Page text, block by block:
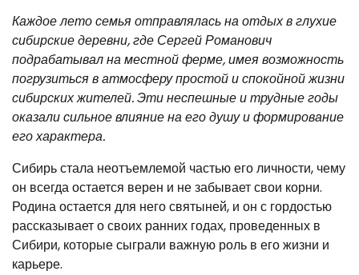
Каждое лето семья отправлялась на отдых в глухие
сибирские деревни, где Сергей Романович
подрабатывал на местной ферме, имея возможность
погрузиться в атмосферу простой и спокойной жизни
сибирских жителей. Эти неспешные и трудные годы
оказали сильное влияние на его душу и формирование
его характера.
Сибирь стала неотъемлемой частью его личности, чему
он всегда остается верен и не забывает свои корни.
Родина остается для него святыней, и он с гордостью
рассказывает о своих ранних годах, проведенных в
Сибири, которые сыграли важную роль в его жизни и
карьере.